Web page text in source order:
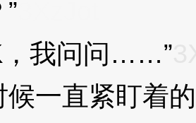
我问问……”
直紧盯着的